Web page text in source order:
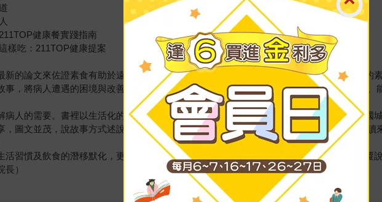
健康餐實踐指南
樣吃：211TOP健康提案
新的論文來佐證素食有助於遠離糖尿病及保護腎臟功能，引導糖尿病、腎臟病人理解正確
事，將病人遭遇的困境與改善過程娓娓道來， 讓這本書不是冷冰冰的理論，而是帶有溫度
病人的需要。書裡以生活化的方式來談營養，讓原本複雜的觀念變得清楚又實用。——盧國
，圖文並茂，說故事方式述說糖尿病慢性腎臟病的飲食知識，不浮誇，不八股，不沉重，
活習慣及飲食的潛移默化，更帶入醫療的道理，以及疾病預防的啟示，多管齊下不斷且重
）